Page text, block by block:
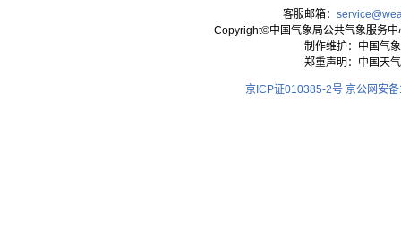
客服邮箱：
Copyright©中国气象局公共气象服务
制作维护：中国气
郑重声明：中国天
京ICP证010385-2号 京公网安